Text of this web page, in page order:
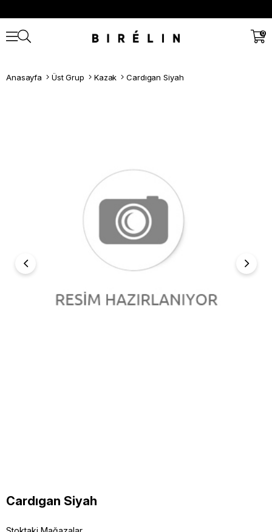
0
Anasayfa Üst Grup Kazak Cardıgan Siyah
Cardıgan Siyah